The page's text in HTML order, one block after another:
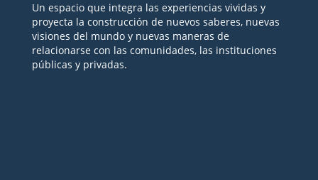
Un espacio que integra las experiencias vividas y
proyecta la construcción de nuevos saberes, nuevas
visiones del mundo y nuevas maneras de
relacionarse con las comunidades, las instituciones
públicas y privadas.